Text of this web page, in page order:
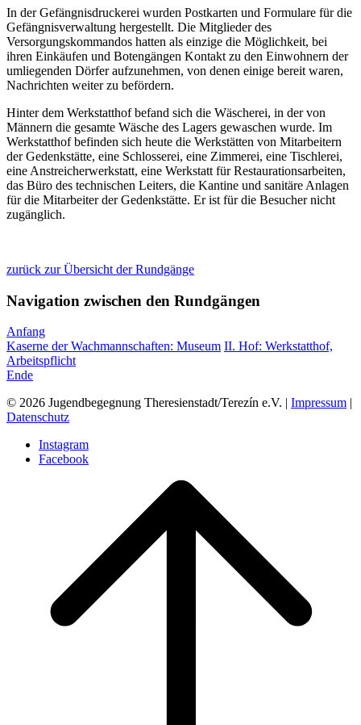
In der Gefängnisdruckerei wurden Postkarten und Formulare für die
Gefängnisverwaltung hergestellt. Die Mitglieder des
Versorgungskommandos hatten als einzige die Möglichkeit, bei
ihren Einkäufen und Botengängen Kontakt zu den Einwohnern der
umliegenden Dörfer aufzunehmen, von denen einige bereit waren,
Nachrichten weiter zu befördern.
Hinter dem Werkstatthof befand sich die Wäscherei, in der von
Männern die gesamte Wäsche des Lagers gewaschen wurde. Im
Werkstatthof befinden sich heute die Werkstätten von Mitarbeitern
der Gedenkstätte, eine Schlosserei, eine Zimmerei, eine Tischlerei,
eine Anstreicherwerkstatt, eine Werkstatt für Restaurationsarbeiten,
das Büro des technischen Leiters, die Kantine und sanitäre Anlagen
für die Mitarbeiter der Gedenkstätte. Er ist für die Besucher nicht
zugänglich.
zurück zur Übersicht der Rundgänge
Navigation zwischen den Rundgängen
Anfang
Kaserne der Wachmannschaften: Museum II. Hof: Werkstatthof,
Arbeitspflicht
Ende
© 2026 Jugendbegegnung Theresienstadt/Terezín e.V. | Impressum |
Datenschutz
Instagram
Facebook